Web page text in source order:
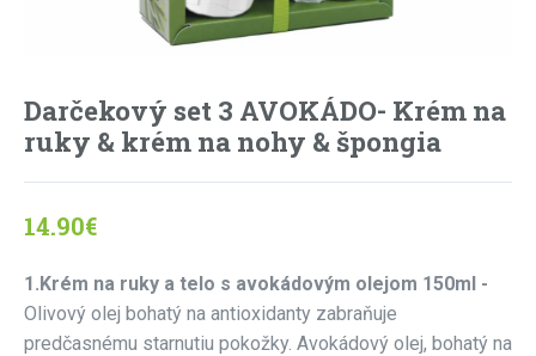
Darčekový set 3 AVOKÁDO- Krém na
ruky & krém na nohy & špongia
14.90€
1.Krém na ruky a telo s avokádovým olejom 150ml -
Olivový olej bohatý na antioxidanty zabraňuje
predčasnému starnutiu pokožky. Avokádový olej, bohatý na